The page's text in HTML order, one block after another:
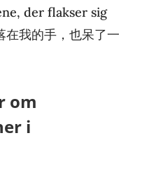
der flakser sig
我的手，也呆了一
om
i